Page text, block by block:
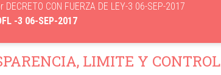
CON FUERZA DE LEY-3 06-SEP-2017
-3 06-SEP-2017
LIMITE Y CONTROL